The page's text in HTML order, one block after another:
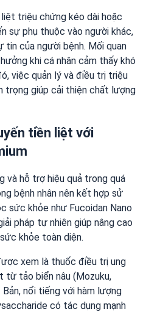
triệu chứng kéo dài hoặc
sự phụ thuộc vào người khác,
của người bệnh. Mối quan
khi cá nhân cảm thấy khó
việc quản lý và điều trị triệu
trọng giúp cải thiện chất lượng
tiền liệt với
và hỗ trợ hiệu quả trong quá
bệnh nhân nên kết hợp sử
sức khỏe như Fucoidan Nano
pháp tự nhiên giúp nâng cao
khỏe toàn diện.
xem là thuốc điều trị ung
tảo biển nâu (Mozuku,
nổi tiếng với hàm lượng
có tác dụng mạnh